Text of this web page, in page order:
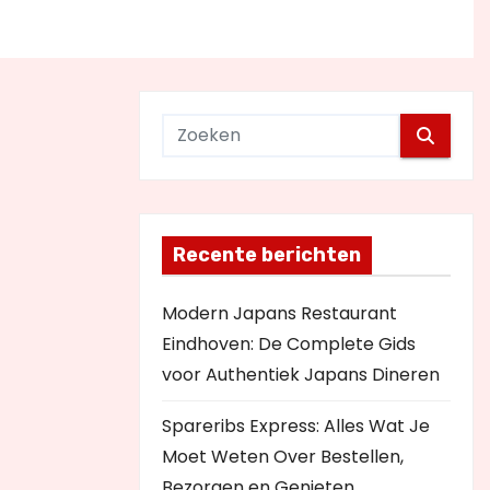
Recente berichten
Modern Japans Restaurant
Eindhoven: De Complete Gids
voor Authentiek Japans Dineren
Spareribs Express: Alles Wat Je
Moet Weten Over Bestellen,